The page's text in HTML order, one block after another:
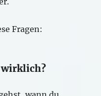
Fragen:
wirklich?